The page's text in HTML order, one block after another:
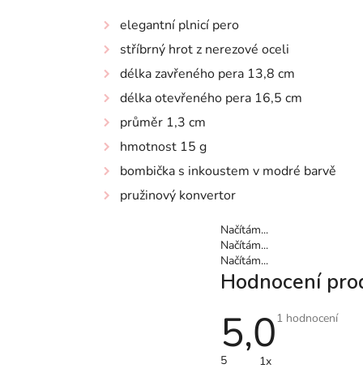
elegantní plnicí pero
stříbrný hrot z nerezové oceli
délka zavřeného pera 13,8 cm
délka otevřeného pera 16,5 cm
průměr 1,3 cm
hmotnost 15 g
bombička s inkoustem v modré barvě
pružinový konvertor
Načítám...
Načítám...
Načítám...
Hodnocení
5,0Průměrné
1 hodnocení
5
1x